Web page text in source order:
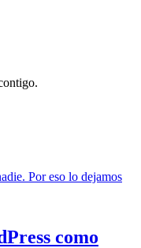
como